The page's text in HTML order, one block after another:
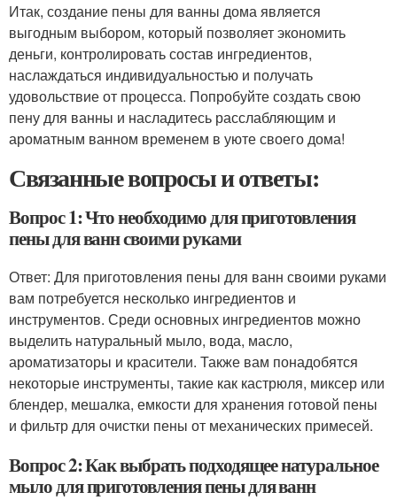
Итак, создание пены для ванны дома является
выгодным выбором, который позволяет экономить
деньги, контролировать состав ингредиентов,
наслаждаться индивидуальностью и получать
удовольствие от процесса. Попробуйте создать свою
пену для ванны и насладитесь расслабляющим и
ароматным ванном временем в уюте своего дома!
Связанные вопросы и ответы:
Вопрос 1: Что необходимо для приготовления
пены для ванн своими руками
Ответ: Для приготовления пены для ванн своими руками
вам потребуется несколько ингредиентов и
инструментов. Среди основных ингредиентов можно
выделить натуральный мыло, вода, масло,
ароматизаторы и красители. Также вам понадобятся
некоторые инструменты, такие как кастрюля, миксер или
блендер, мешалка, емкости для хранения готовой пены
и фильтр для очистки пены от механических примесей.
Вопрос 2: Как выбрать подходящее натуральное
мыло для приготовления пены для ванн